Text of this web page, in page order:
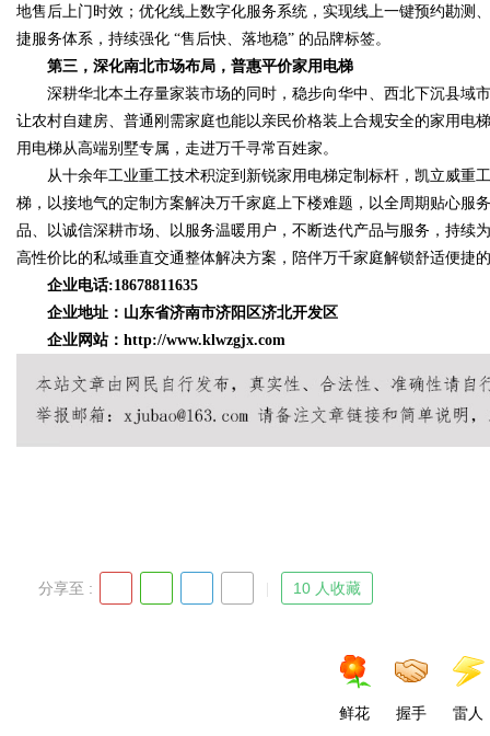
地售后上门时效；优化线上数字化服务系统，实现线上一键预约勘测
捷服务体系，持续强化 “售后快、落地稳” 的品牌标签。
第三，深化南北市场布局，普惠平价家用电梯
深耕华北本土存量家装市场的同时，稳步向华中、西北下沉县域
让农村自建房、普通刚需家庭也能以亲民价格装上合规安全的家用电
用电梯从高端别墅专属，走进万千寻常百姓家。
从十余年工业重工技术积淀到新锐家用电梯定制标杆，凯立威重
梯，以接地气的定制方案解决万千家庭上下楼难题，以全周期贴心服
品、以诚信深耕市场、以服务温暖用户，不断迭代产品与服务，持续
高性价比的私域垂直交通整体解决方案，陪伴万千家庭解锁舒适便捷
企业电话:18678811635
企业地址：山东省济南市济阳区济北开发区
企业网站：http://www.klwzgjx.com
分享至 : 10 人收藏
鲜花 握手 雷人